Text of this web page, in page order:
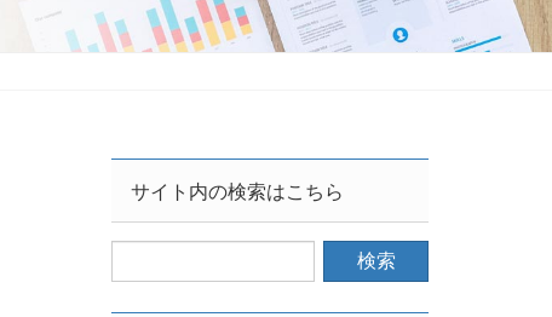
サイト内の検索はこちら